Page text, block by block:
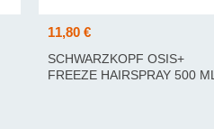
11,80 €
SCHWARZKOPF OSIS+
FREEZE HAIRSPRAY 500 ML